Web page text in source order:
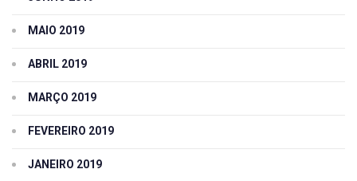
MAIO 2019
ABRIL 2019
MARÇO 2019
FEVEREIRO 2019
JANEIRO 2019